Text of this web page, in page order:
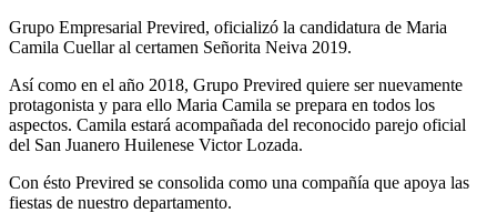
Grupo Empresarial Previred, oficializó la candidatura de Maria
Camila Cuellar al certamen Señorita Neiva 2019.
Así como en el año 2018, Grupo Previred quiere ser nuevamente
protagonista y para ello Maria Camila se prepara en todos los
aspectos. Camila estará acompañada del reconocido parejo oficial
del San Juanero Huilenese Victor Lozada.
Con ésto Previred se consolida como una compañía que apoya las
fiestas de nuestro departamento.